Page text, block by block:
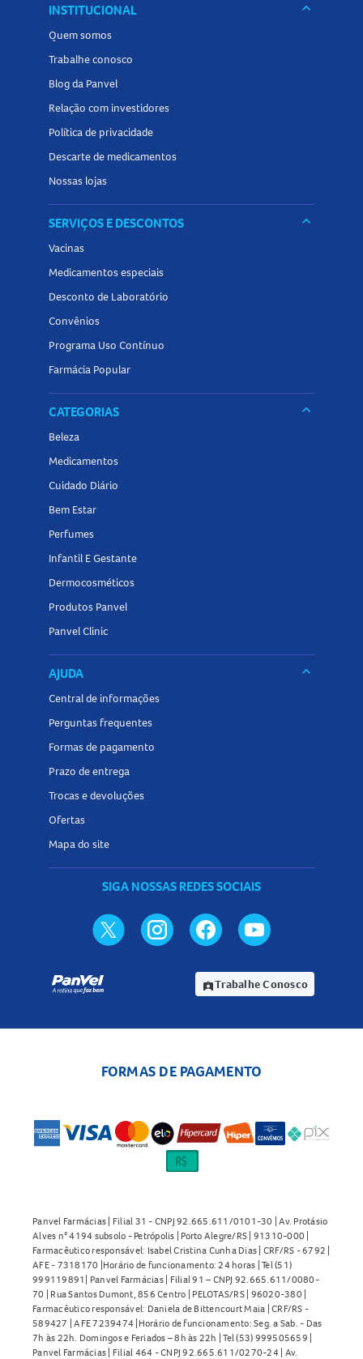
Conservar bem fechado, em local fresco, seco e ao abrigo
da luz e do calor.
Conheça outros produtos da categoria de
Panvel Farmácias e encontre tudo o que precisa para
destacar e cuidar das suas unhas no dia a dia.
INSTITUCIONAL keyboard_arrow_down
Quem somos
Trabalhe conosco
Blog da Panvel
Relação com investidores
Política de privacidade
Descarte de medicamentos
Nossas lojas
SERVIÇOS E DESCONTOS keyboard_arrow_down
Vacinas
Medicamentos especiais
Desconto de Laboratório
Convênios
Programa Uso Contínuo
Farmácia Popular
CATEGORIAS keyboard_arrow_down
Beleza
Medicamentos
Cuidado Diário
Bem Estar
Perfumes
Infantil E Gestante
Dermocosméticos
Produtos Panvel
Panvel Clinic
AJUDA keyboard_arrow_down
Central de informações
Perguntas frequentes
Formas de pagamento
Prazo de entrega
Trocas e devoluções
Ofertas
Mapa do site
SIGA NOSSAS REDES SOCIAIS
assignment_indTrabalhe Conosco
FORMAS DE PAGAMENTO
Panvel Farmácias | Filial 31 - CNPJ 92.665.611/0101-30 | Av. Protásio
Alves n° 4194 subsolo - Petrópolis | Porto Alegre/RS | 91310-000 |
Farmacêutico responsável: Isabel Cristina Cunha Dias | CRF/RS - 6792 |
AFE - 7318170 |Horário de funcionamento: 24 horas | Tel (51)
999119891| Panvel Farmácias | Filial 91 – CNPJ 92.665.611/0080-
70 | Rua Santos Dumont, 856 Centro | PELOTAS/RS | 96020-380 |
Farmacêutico responsável: Daniela de Bittencourt Maia | CRF/RS -
589427 | AFE 7239474 |Horário de funcionamento: Seg. a Sab. - Das
7h às 22h. Domingos e Feriados – 8h às 22h | Tel (53) 999505659 |
Panvel Farmácias | Filial 464 - CNPJ 92.665.611/0270-24 | Av.